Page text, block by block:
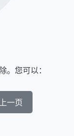
。您可以：
一页